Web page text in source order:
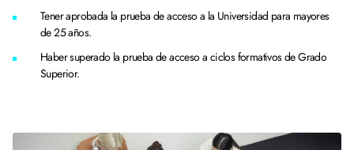
Tener aprobada la prueba de acceso a la Universidad para mayores
de 25 años.
Haber superado la prueba de acceso a ciclos formativos de Grado
Superior.